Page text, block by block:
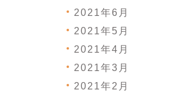
2021年6月
2021年5月
2021年4月
2021年3月
2021年2月